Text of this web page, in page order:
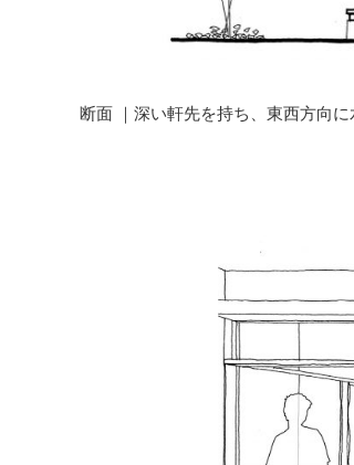
断面 ｜深い軒先を持ち、東西方向